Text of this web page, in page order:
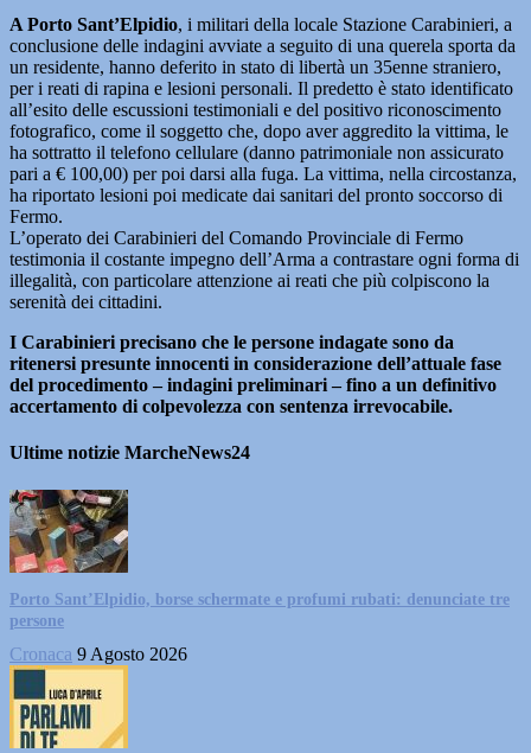
A Porto Sant’Elpidio, i militari della locale Stazione Carabinieri, a
conclusione delle indagini avviate a seguito di una querela sporta da
un residente, hanno deferito in stato di libertà un 35enne straniero,
per i reati di rapina e lesioni personali. Il predetto è stato identificato
all’esito delle escussioni testimoniali e del positivo riconoscimento
fotografico, come il soggetto che, dopo aver aggredito la vittima, le
ha sottratto il telefono cellulare (danno patrimoniale non assicurato
pari a € 100,00) per poi darsi alla fuga. La vittima, nella circostanza,
ha riportato lesioni poi medicate dai sanitari del pronto soccorso di
Fermo.
L’operato dei Carabinieri del Comando Provinciale di Fermo
testimonia il costante impegno dell’Arma a contrastare ogni forma di
illegalità, con particolare attenzione ai reati che più colpiscono la
serenità dei cittadini.
I Carabinieri precisano che le persone indagate sono da
ritenersi presunte innocenti in considerazione dell’attuale fase
del procedimento – indagini preliminari – fino a un definitivo
accertamento di colpevolezza con sentenza irrevocabile.
Ultime notizie MarcheNews24
Porto Sant’Elpidio, borse schermate e profumi rubati: denunciate tre
persone
Cronaca 9 Agosto 2026